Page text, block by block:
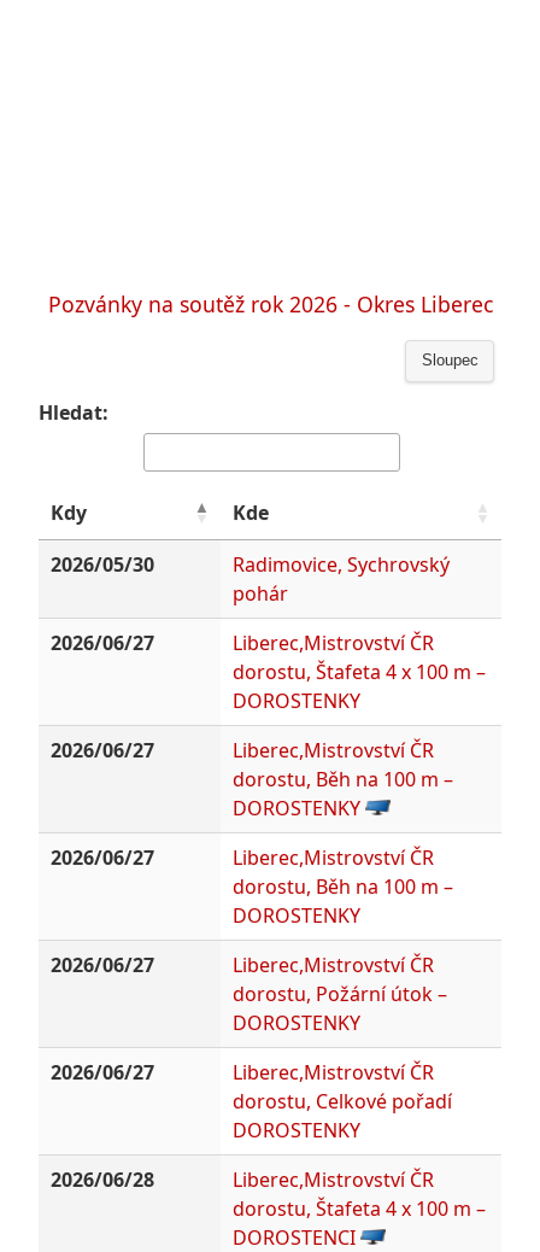
Pozvánky na soutěž rok 2026 - Okres Liberec
Sloupec
Hledat:
Kdy
Kde
2026/05/30
Radimovice, Sychrovský
pohár
2026/06/27
Liberec,Mistrovství ČR
dorostu, Štafeta 4 x 100 m –
DOROSTENKY
2026/06/27
Liberec,Mistrovství ČR
dorostu, Běh na 100 m –
DOROSTENKY
2026/06/27
Liberec,Mistrovství ČR
dorostu, Běh na 100 m –
DOROSTENKY
2026/06/27
Liberec,Mistrovství ČR
dorostu, Požární útok –
DOROSTENKY
2026/06/27
Liberec,Mistrovství ČR
dorostu, Celkové pořadí
DOROSTENKY
2026/06/28
Liberec,Mistrovství ČR
dorostu, Štafeta 4 x 100 m –
DOROSTENCI